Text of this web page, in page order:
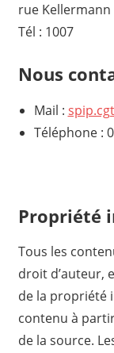
rue Kellermann
Tél : 1007
Nous
Mail :
Téléphone :
Propriété
Tous les
droit d’auteur,
de la propriété
contenu à
de la source.